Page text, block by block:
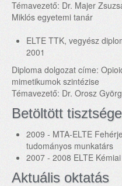
Témavezető: Dr. Majer
Miklós egyetemi tanár
ELTE TTK, vegyész
2001
Diploma dolgozat címe:
mimetikumok szintézise
Témavezető: Dr. Orosz
Betöltött
2009 - MTA-ELTE
tudományos munkatárs
2007 - 2008 ELTE
Aktuális oktatás